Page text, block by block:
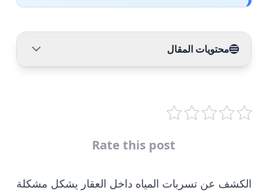
محتويات المقال
Rate this post
الكشف عن تسربات المياه داخل العقار يشكل مشكلة